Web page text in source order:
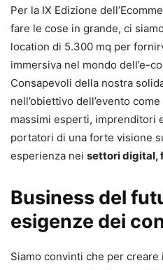
Per la IX Edizione
fare le cose in grande, ci siamo
location di 5.300 mq per
immersiva nel mondo dell’e-
Consapevoli della nostra
nell’obiettivo dell’evento
massimi esperti, imprenditori
portatori di una forte visione
esperienza nei settori digital,
Business del
esigenze dei
Siamo convinti che per